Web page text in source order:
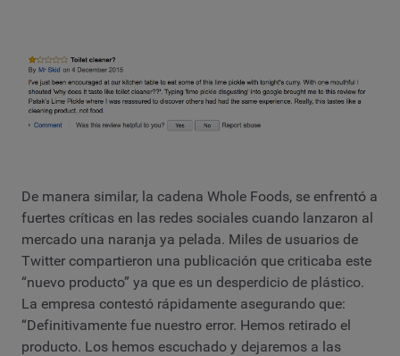
De manera similar, la cadena Whole Foods, se enfrentó a
fuertes críticas en las redes sociales cuando lanzaron al
mercado una naranja ya pelada. Miles de usuarios de
Twitter compartieron una publicación que criticaba este
“nuevo producto” ya que es un desperdicio de plástico.
La empresa contestó rápidamente asegurando que:
“Definitivamente fue nuestro error. Hemos retirado el
producto. Los hemos escuchado y dejaremos a las